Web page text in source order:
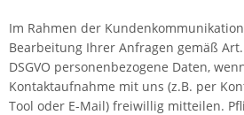
Im Rahmen der
Bearbeitung Ihrer Anfragen gemäß
DSGVO personenbezogene Daten,
Kontaktaufnahme mit uns (z.B. per
Tool oder E-Mail) freiwillig mitteilen.